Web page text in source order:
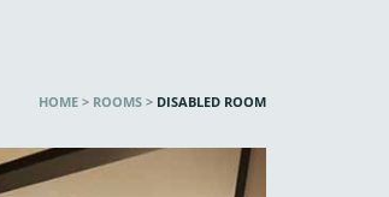
HOME > ROOMS > DISABLED ROOM